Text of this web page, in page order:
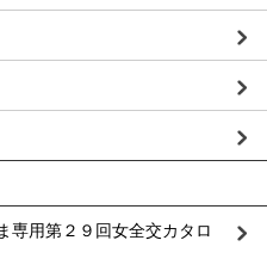
専用第２９回女全交カタロ